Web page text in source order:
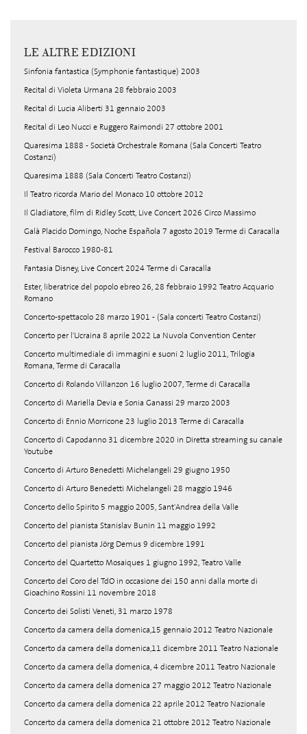
LE ALTRE EDIZIONI
Sinfonia fantastica (Symphonie fantastique) 2003
Recital di Violeta Urmana 28 febbraio 2003
Recital di Lucia Aliberti 31 gennaio 2003
Recital di Leo Nucci e Ruggero Raimondi 27 ottobre 2001
Quaresima 1888 - Società Orchestrale Romana (Sala Concerti Teatro
Costanzi)
Quaresima 1888 (Sala Concerti Teatro Costanzi)
Il Teatro ricorda Mario del Monaco 10 ottobre 2012
Il Gladiatore, film di Ridley Scott, Live Concert 2026 Circo Massimo
Galà Placido Domingo, Noche Española 7 agosto 2019 Terme di Caracalla
Festival Barocco 1980-81
Fantasia Disney, Live Concert 2024 Terme di Caracalla
Ester, liberatrice del popolo ebreo 26, 28 febbraio 1992 Teatro Acquario
Romano
Concerto-spettacolo 28 marzo 1901 - (Sala concerti Teatro Costanzi)
Concerto per l'Ucraina 8 aprile 2022 La Nuvola Convention Center
Concerto multimediale di immagini e suoni 2 luglio 2011, Trilogia
Romana, Terme di Caracalla
Concerto di Rolando Villanzon 16 luglio 2007, Terme di Caracalla
Concerto di Mariella Devia e Sonia Ganassi 29 marzo 2003
Concerto di Ennio Morricone 23 luglio 2013 Terme di Caracalla
Concerto di Capodanno 31 dicembre 2020 in Diretta streaming su canale
Youtube
Concerto di Arturo Benedetti Michelangeli 29 giugno 1950
Concerto di Arturo Benedetti Michelangeli 28 maggio 1946
Concerto dello Spirito 5 maggio 2005, Sant'Andrea della Valle
Concerto del pianista Stanislav Bunin 11 maggio 1992
Concerto del pianista Jörg Demus 9 dicembre 1991
Concerto del Quartetto Mosaiques 1 giugno 1992, Teatro Valle
Concerto del Coro del TdO in occasione dei 150 anni dalla morte di
Gioachino Rossini 11 novembre 2018
Concerto dei Solisti Veneti, 31 marzo 1978
Concerto da camera della domenica,15 gennaio 2012 Teatro Nazionale
Concerto da camera della domenica,11 dicembre 2011 Teatro Nazionale
Concerto da camera della domenica, 4 dicembre 2011 Teatro Nazionale
Concerto da camera della domenica 27 maggio 2012 Teatro Nazionale
Concerto da camera della domenica 22 aprile 2012 Teatro Nazionale
Concerto da camera della domenica 21 ottobre 2012 Teatro Nazionale